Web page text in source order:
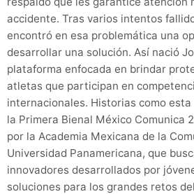
accidente. Tras varios intentos
encontró en esa problemática una
desarrollar una solución. Así nació
plataforma enfocada en brindar
atletas que participan en
internacionales. Historias como
la Primera Bienal México Comunica
por la Academia Mexicana de la
Universidad Panamericana, que
innovadores desarrollados por
soluciones para los grandes retos